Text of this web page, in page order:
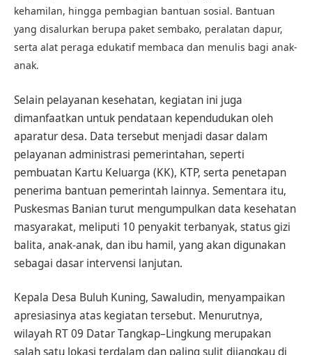
kehamilan, hingga pembagian bantuan sosial. Bantuan
yang disalurkan berupa paket sembako, peralatan dapur,
serta alat peraga edukatif membaca dan menulis bagi anak-
anak.
Selain pelayanan kesehatan, kegiatan ini juga
dimanfaatkan untuk pendataan kependudukan oleh
aparatur desa. Data tersebut menjadi dasar dalam
pelayanan administrasi pemerintahan, seperti
pembuatan Kartu Keluarga (KK), KTP, serta penetapan
penerima bantuan pemerintah lainnya. Sementara itu,
Puskesmas Banian turut mengumpulkan data kesehatan
masyarakat, meliputi 10 penyakit terbanyak, status gizi
balita, anak-anak, dan ibu hamil, yang akan digunakan
sebagai dasar intervensi lanjutan.
Kepala Desa Buluh Kuning, Sawaludin, menyampaikan
apresiasinya atas kegiatan tersebut. Menurutnya,
wilayah RT 09 Datar Tangkap–Lingkung merupakan
salah satu lokasi terdalam dan paling sulit dijangkau di